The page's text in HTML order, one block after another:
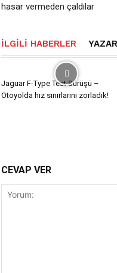
hasar vermeden çaldılar
İLGILI HABERLER
Jaguar F-Type Test Sürüşü –
Otoyolda hız sınırlarını zorladık!
CEVAP VER